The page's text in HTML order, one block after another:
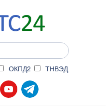
ОКПД2 ТНВЭД